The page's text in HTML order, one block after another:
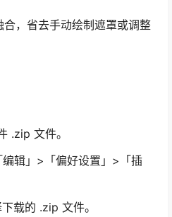
，省去手动绘制遮罩或调整
.zip 文件。
辑」>「偏好设置」>「插
载的 .zip 文件。